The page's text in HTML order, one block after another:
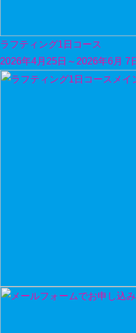
ラフティング1日コース
2026年4月25日～2026年6月 7